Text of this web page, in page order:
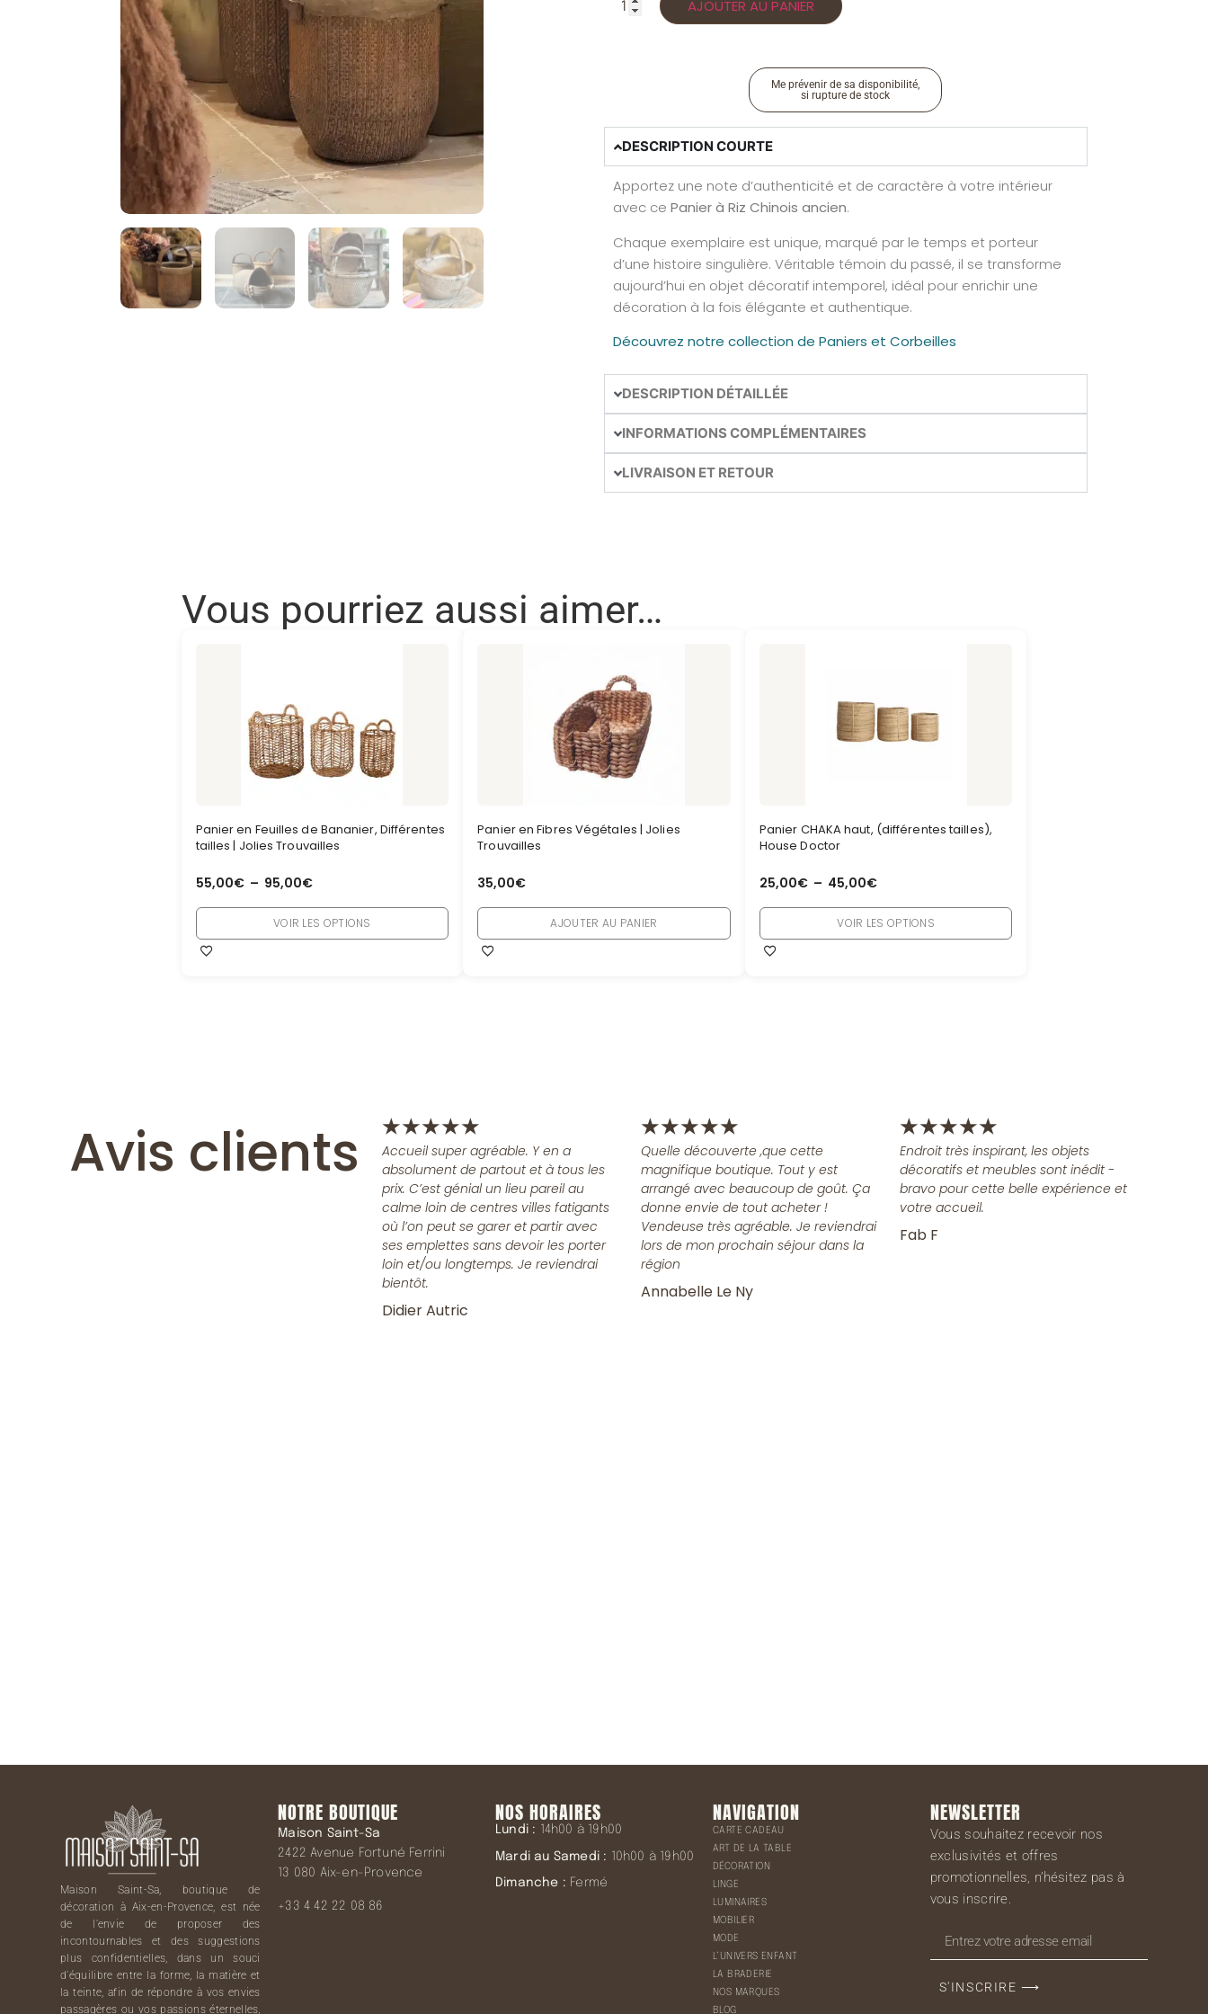
AJOUTER AU PANIER
Me prévenir de sa disponibilité,
si rupture de stock
DESCRIPTION COURTE
Apportez une note d’authenticité et de caractère à votre intérieur
avec ce Panier à Riz Chinois ancien.
Chaque exemplaire est unique, marqué par le temps et porteur
d’une histoire singulière. Véritable témoin du passé, il se transforme
aujourd’hui en objet décoratif intemporel, idéal pour enrichir une
décoration à la fois élégante et authentique.
Découvrez notre collection de Paniers et Corbeilles
DESCRIPTION DÉTAILLÉE
INFORMATIONS COMPLÉMENTAIRES
LIVRAISON ET RETOUR
Vous pourriez aussi aimer…
Panier en Feuilles de Bananier, Différentes
tailles | Jolies Trouvailles
55,00€ – 95,00€
VOIR LES OPTIONS
Panier en Fibres Végétales | Jolies
Trouvailles
35,00€
AJOUTER AU PANIER
Panier CHAKA haut, (différentes tailles),
House Doctor
25,00€ – 45,00€
VOIR LES OPTIONS
Avis clients ★★★★★
Accueil super agréable. Y en a
absolument de partout et à tous les
prix. C’est génial un lieu pareil au
calme loin de centres villes fatigants
où l’on peut se garer et partir avec
ses emplettes sans devoir les porter
loin et/ou longtemps. Je reviendrai
bientôt.
Didier Autric
★★★★★
Quelle découverte ,que cette
magnifique boutique. Tout y est
arrangé avec beaucoup de goût. Ça
donne envie de tout acheter !
Vendeuse très agréable. Je reviendrai
lors de mon prochain séjour dans la
région
Annabelle Le Ny
★★★★★
Endroit très inspirant, les objets
décoratifs et meubles sont inédit -
bravo pour cette belle expérience et
votre accueil.
Fab F
Maison Saint-Sa, boutique de
décoration à Aix-en-Provence, est née
de l’envie de proposer des
incontournables et des suggestions
plus confidentielles, dans un souci
d’équilibre entre la forme, la matière et
la teinte, afin de répondre à vos envies
passagères ou vos passions éternelles,
NOTRE BOUTIQUE
Maison Saint-Sa
2422 Avenue Fortuné Ferrini
13 080 Aix-en-Provence
+33 4 42 22 08 86
NOS HORAIRES
Lundi : 14h00 à 19h00
Mardi au Samedi : 10h00 à 19h00
Dimanche : Fermé
NAVIGATION
CARTE CADEAU
ART DE LA TABLE
DÉCORATION
LINGE
LUMINAIRES
MOBILIER
MODE
L’UNIVERS ENFANT
LA BRADERIE
NOS MARQUES
BLOG
NEWSLETTER
Vous souhaitez recevoir nos
exclusivités et offres
promotionnelles, n’hésitez pas à
vous inscrire.
S'INSCRIRE ⟶